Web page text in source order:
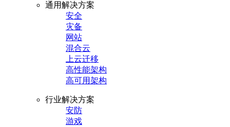
通用解决方案
安全
灾备
网站
混合云
上云迁移
高性能架构
高可用架构
行业解决方案
安防
游戏